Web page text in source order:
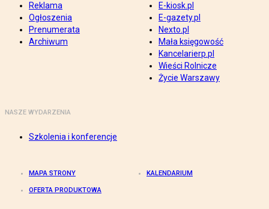
Reklama
Ogłoszenia
Prenumerata
Archiwum
E-kiosk.pl
E-gazety.pl
Nexto.pl
Mała księgowość
Kancelarierp.pl
Wieści Rolnicze
Życie Warszawy
NASZE WYDARZENIA
Szkolenia i konferencje
MAPA STRONY KALENDARIUM
OFERTA PRODUKTOWA